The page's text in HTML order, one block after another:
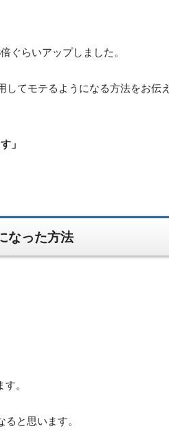
ぐらいアップしました。
してモテるようになる方法をお伝え
」
なった方法
。
と思います。